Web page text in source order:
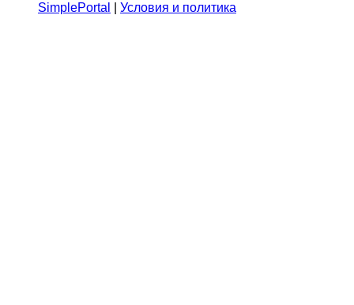
SimplePortal
Условия и политика